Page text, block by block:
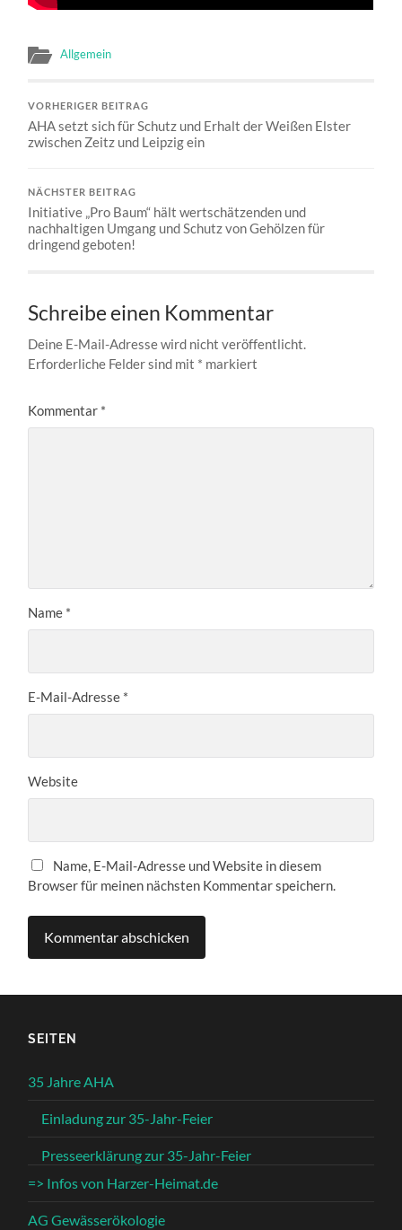
Allgemein
VORHERIGER BEITRAG
AHA setzt sich für Schutz und Erhalt der Weißen Elster
zwischen Zeitz und Leipzig ein
NÄCHSTER BEITRAG
Initiative „Pro Baum“ hält wertschätzenden und
nachhaltigen Umgang und Schutz von Gehölzen für
dringend geboten!
Schreibe einen Kommentar
Deine E-Mail-Adresse wird nicht veröffentlicht.
Erforderliche Felder sind mit * markiert
Kommentar *
Name *
E-Mail-Adresse *
Website
Name, E-Mail-Adresse und Website in diesem
Browser für meinen nächsten Kommentar speichern.
SEITEN
35 Jahre AHA
Einladung zur 35-Jahr-Feier
Presseerklärung zur 35-Jahr-Feier
=> Infos von Harzer-Heimat.de
AG Gewässerökologie